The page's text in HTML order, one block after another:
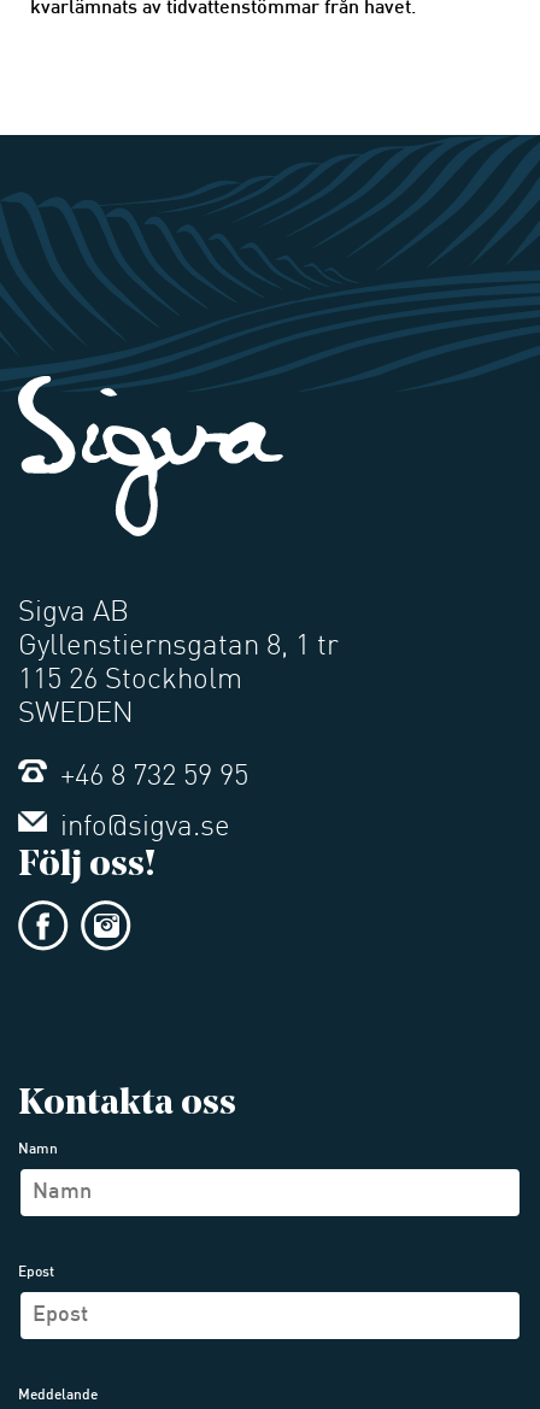
kvarlämnats av tidvattenstömmar från havet.
Sigva AB
Gyllenstiernsgatan 8, 1 tr
115 26 Stockholm
SWEDEN
+46 8 732 59 95
info@sigva.se
Följ oss!
Kontakta oss
Namn
Epost
Meddelande